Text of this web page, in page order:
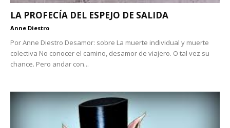
LA PROFECÍA DEL ESPEJO DE SALIDA
Anne Diestro
Por Anne Diestro Desamor: sobre La muerte individual y muerte
colectiva No conocer el camino, desamor de viajero. O tal vez su
chance. Pero andar con...